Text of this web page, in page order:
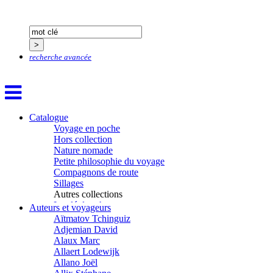
recherche avancée
Catalogue
Voyage en poche
Hors collection
Nature nomade
Petite philosophie du voyage
Compagnons de route
Sillages
Autres collections
La clé des champs
Chemins d’étoiles
Visions
Auteurs et voyageurs
Aïtmatov Tchinguiz
Adjemian David
Alaux Marc
Allaert Lodewijk
Allano Joël